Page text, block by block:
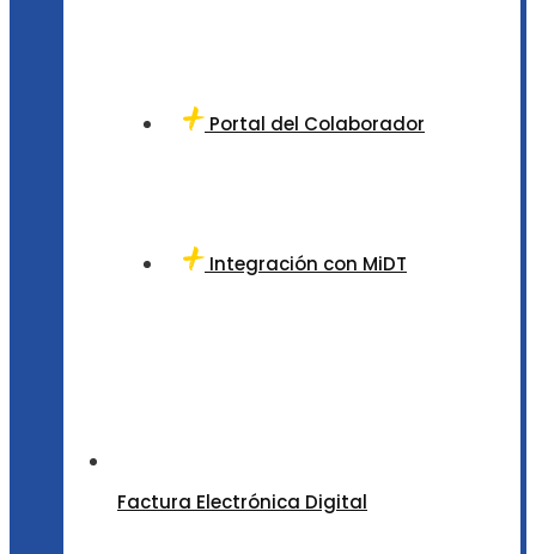
Portal del Colaborador
Integración con MiDT
Factura Electrónica Digital